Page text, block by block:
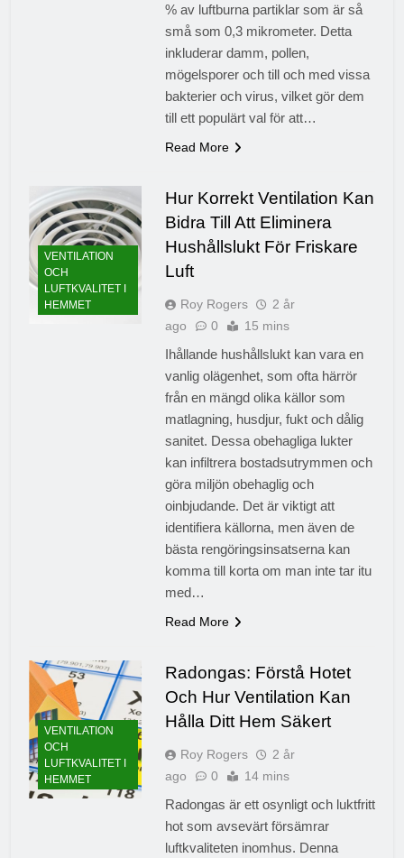
% av luftburna partiklar som är så
små som 0,3 mikrometer. Detta
inkluderar damm, pollen,
mögelsporer och till och med vissa
bakterier och virus, vilket gör dem
till ett populärt val för att…
Read More
VENTILATION
OCH
LUFTKVALITET I
HEMMET
Hur Korrekt Ventilation Kan
Bidra Till Att Eliminera
Hushållslukt För Friskare
Luft
Roy Rogers
2 år
ago
0 15 mins
Ihållande hushållslukt kan vara en
vanlig olägenhet, som ofta härrör
från en mängd olika källor som
matlagning, husdjur, fukt och dålig
sanitet. Dessa obehagliga lukter
kan infiltrera bostadsutrymmen och
göra miljön obehaglig och
oinbjudande. Det är viktigt att
identifiera källorna, men även de
bästa rengöringsinsatserna kan
komma till korta om man inte tar itu
med…
Read More
VENTILATION
OCH
LUFTKVALITET I
HEMMET
Radongas: Förstå Hotet
Och Hur Ventilation Kan
Hålla Ditt Hem Säkert
Roy Rogers
2 år
ago
0 14 mins
Radongas är ett osynligt och luktfritt
hot som avsevärt försämrar
luftkvaliteten inomhus. Denna